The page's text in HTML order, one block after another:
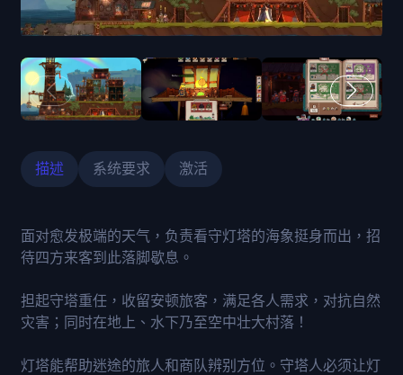
描述 系统要求 激活
面对愈发极端的天气，负责看守灯塔的海象挺身而出，招
待四方来客到此落脚歇息。
担起守塔重任，收留安顿旅客，满足各人需求，对抗自然
灾害；同时在地上、水下乃至空中壮大村落！
灯塔能帮助迷途的旅人和商队辨别方位。守塔人必须让灯